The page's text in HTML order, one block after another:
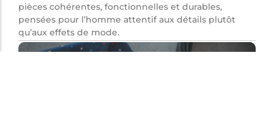
pièces cohérentes, fonctionnelles et durables,
pensées pour l’homme attentif aux détails plutôt
qu’aux effets de mode.